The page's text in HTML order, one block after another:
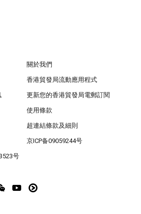
關於我們
香港貿發局流動應用程式
更新您的香港貿發局電郵訂閱
使用條款
超連結條款及細則
京ICP备09059244号
号